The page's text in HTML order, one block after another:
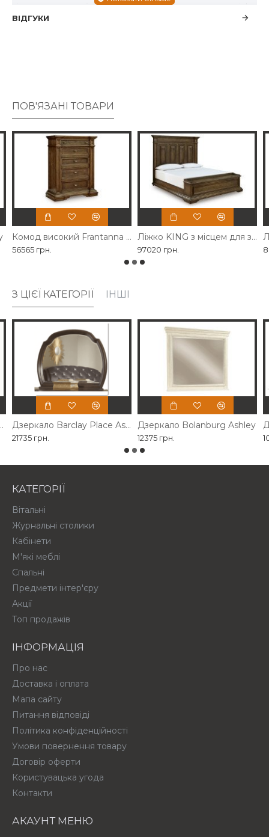
відчуття величної елегантності. Значно велике узголів'я
та деталі ліпнини витончено завершують виріб.
ВІДГУКИ
ПОВ'ЯЗАНІ ТОВАРИ
Комод високий Frantanna Ashley
56565 грн.
Ліжко KING з місцем для зберігання речей Frantanna Ashley
97020 грн.
З ЦІЄЇ КАТЕГОРІЇ ІНШІ
Дзеркало Barclay Place Ashley
21735 грн.
Дзеркало Bolanburg Ashley
12375 грн.
КАТЕГОРІЇ
Вітальні
Журнальні столики
Кабінети
М'які меблі
Спальні
Предмети інтер'єру
Акції
Топ продажів
ІНФОРМАЦІЯ
Про нас
Доставка і оплата
Мапа сайту
Питання відповіді
Політика конфіденційності
Умови повернення товару
Договір оферти
Користувацька угода
Контакти
АКАУНТ МЕНЮ